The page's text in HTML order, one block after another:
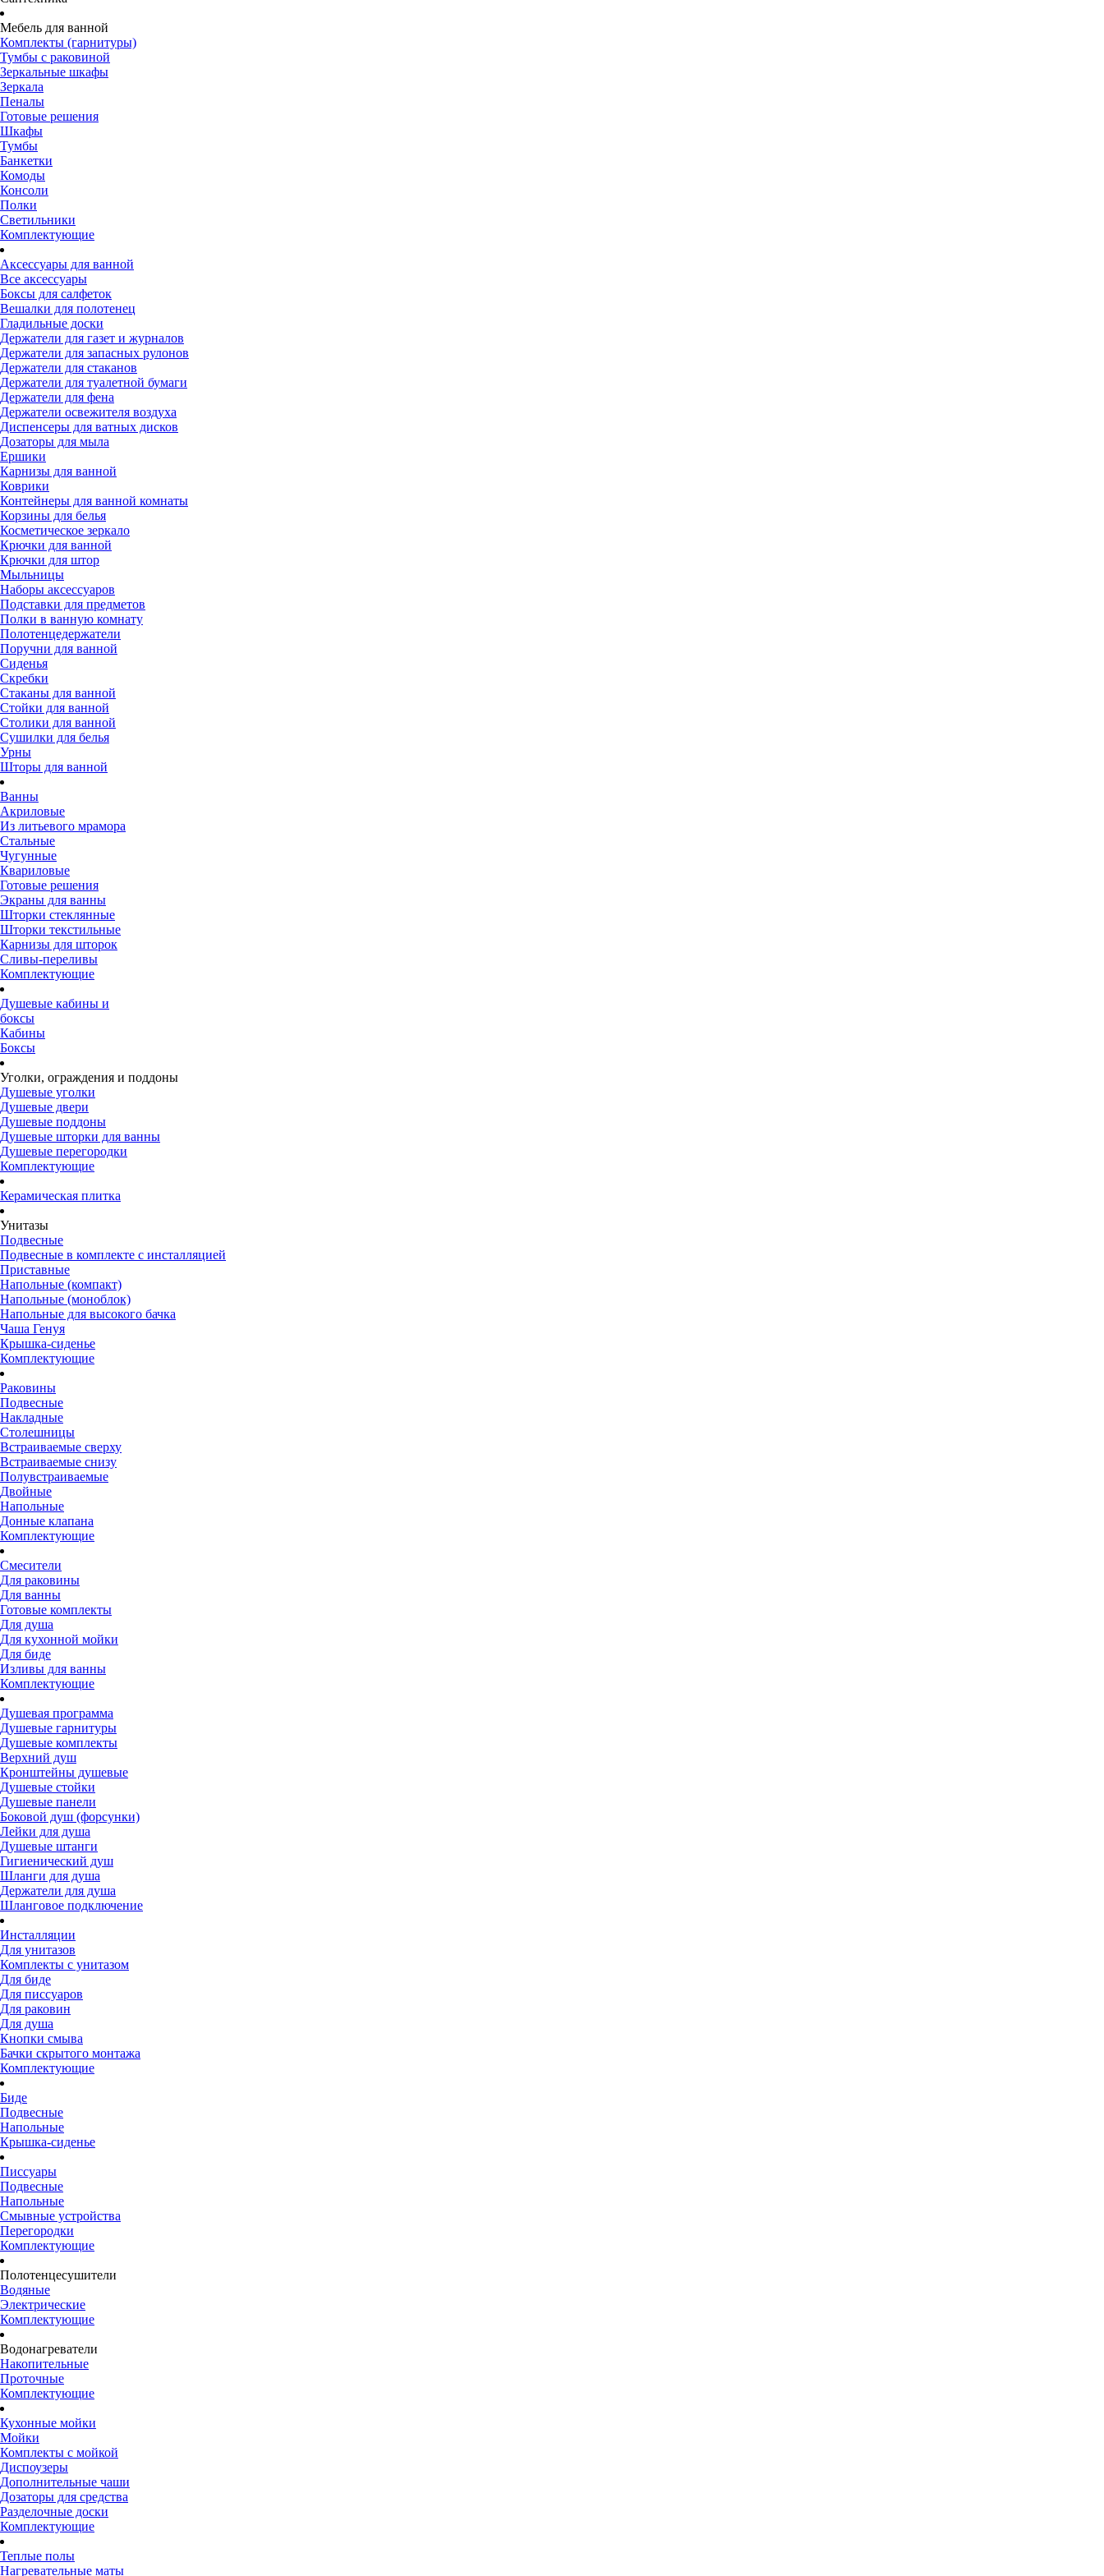
Мебель для ванной
Комплекты (гарнитуры)
Тумбы с раковиной
Зеркальные шкафы
Зеркала
Пеналы
Готовые решения
Шкафы
Тумбы
Банкетки
Комоды
Консоли
Полки
Светильники
Комплектующие
Аксессуары для ванной
Все аксессуары
Боксы для салфеток
Вешалки для полотенец
Гладильные доски
Держатели для газет и журналов
Держатели для запасных рулонов
Держатели для стаканов
Держатели для туалетной бумаги
Держатели для фена
Держатели освежителя воздуха
Диспенсеры для ватных дисков
Дозаторы для мыла
Ершики
Карнизы для ванной
Коврики
Контейнеры для ванной комнаты
Корзины для белья
Косметическое зеркало
Крючки для ванной
Крючки для штор
Мыльницы
Наборы аксессуаров
Подставки для предметов
Полки в ванную комнату
Полотенцедержатели
Поручни для ванной
Сиденья
Скребки
Стаканы для ванной
Стойки для ванной
Столики для ванной
Сушилки для белья
Урны
Шторы для ванной
Ванны
Акриловые
Из литьевого мрамора
Стальные
Чугунные
Квариловые
Готовые решения
Экраны для ванны
Шторки стеклянные
Шторки текстильные
Карнизы для шторок
Сливы-переливы
Комплектующие
Душевые кабины и
боксы
Кабины
Боксы
Уголки, ограждения и поддоны
Душевые уголки
Душевые двери
Душевые поддоны
Душевые шторки для ванны
Душевые перегородки
Комплектующие
Керамическая плитка
Унитазы
Подвесные
Подвесные в комплекте с инсталляцией
Приставные
Напольные (компакт)
Напольные (моноблок)
Напольные для высокого бачка
Чаша Генуя
Крышка-сиденье
Комплектующие
Раковины
Подвесные
Накладные
Столешницы
Встраиваемые сверху
Встраиваемые снизу
Полувстраиваемые
Двойные
Напольные
Донные клапана
Комплектующие
Смесители
Для раковины
Для ванны
Готовые комплекты
Для душа
Для кухонной мойки
Для биде
Изливы для ванны
Комплектующие
Душевая программа
Душевые гарнитуры
Душевые комплекты
Верхний душ
Кронштейны душевые
Душевые стойки
Душевые панели
Боковой душ (форсунки)
Лейки для душа
Душевые штанги
Гигиенический душ
Шланги для душа
Держатели для душа
Шланговое подключение
Инсталляции
Для унитазов
Комплекты с унитазом
Для биде
Для писсуаров
Для раковин
Для душа
Кнопки смыва
Бачки скрытого монтажа
Комплектующие
Биде
Подвесные
Напольные
Крышка-сиденье
Писсуары
Подвесные
Напольные
Смывные устройства
Перегородки
Комплектующие
Полотенцесушители
Водяные
Электрические
Комплектующие
Водонагреватели
Накопительные
Проточные
Комплектующие
Кухонные мойки
Мойки
Комплекты с мойкой
Диспоузеры
Дополнительные чаши
Дозаторы для средства
Разделочные доски
Комплектующие
Теплые полы
Нагревательные маты